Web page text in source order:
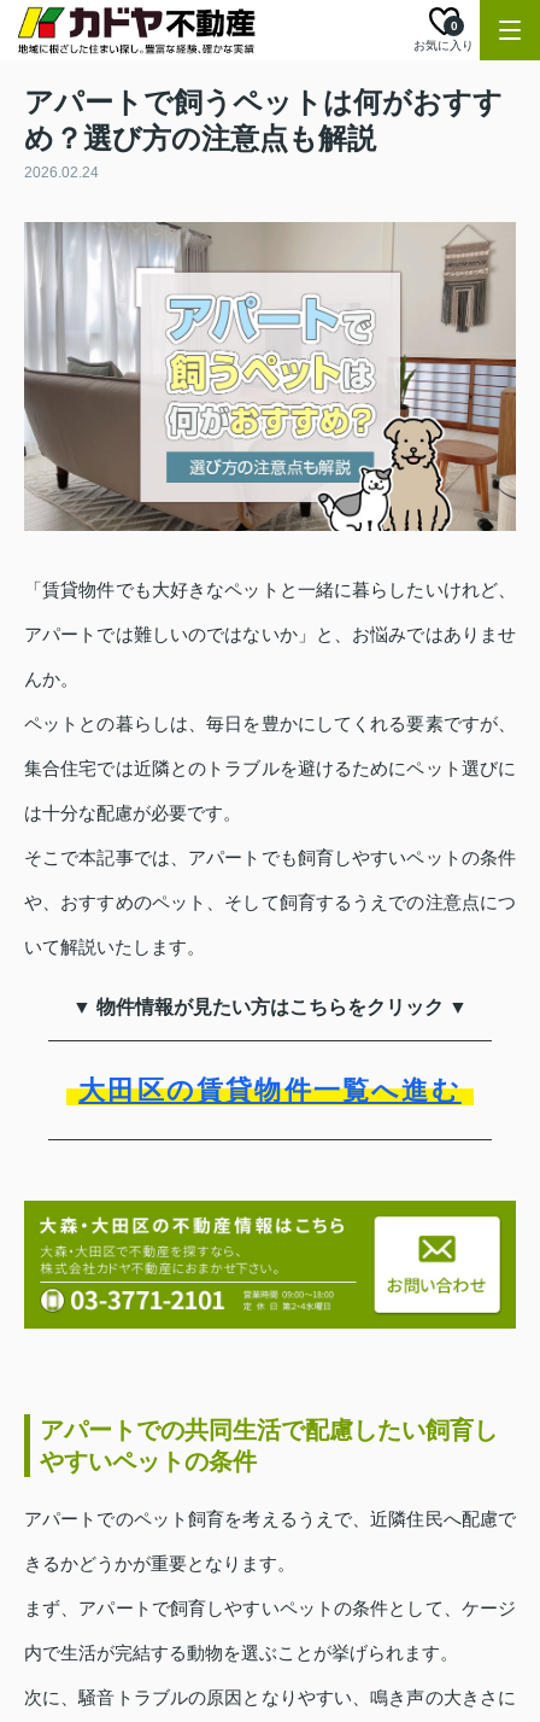
お気に入り
0
アパートで飼うペットは何がおすす
め？選び方の注意点も解説
2026.02.24
「賃貸物件でも大好きなペットと一緒に暮らしたいけれど、
アパートでは難しいのではないか」と、お悩みではありませ
んか。
ペットとの暮らしは、毎日を豊かにしてくれる要素ですが、
集合住宅では近隣とのトラブルを避けるためにペット選びに
は十分な配慮が必要です。
そこで本記事では、アパートでも飼育しやすいペットの条件
や、おすすめのペット、そして飼育するうえでの注意点につ
いて解説いたします。
▼ 物件情報が見たい方はこちらをクリック ▼
大田区の賃貸物件一覧へ進む
アパートでの共同生活で配慮したい飼育し
やすいペットの条件
アパートでのペット飼育を考えるうえで、近隣住民へ配慮で
きるかどうかが重要となります。
まず、アパートで飼育しやすいペットの条件として、ケージ
内で生活が完結する動物を選ぶことが挙げられます。
次に、騒音トラブルの原因となりやすい、鳴き声の大きさに